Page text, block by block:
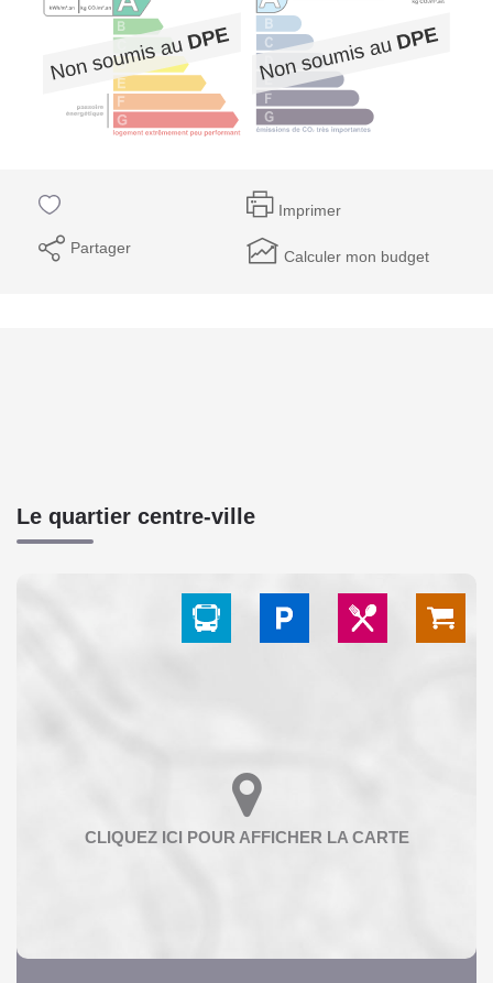
Imprimer
Partager Calculer mon budget
Le quartier centre-ville